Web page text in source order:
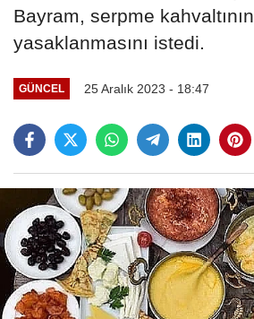
Bayram, serpme kahvaltının
yasaklanmasını istedi.
GÜNCEL 25 Aralık 2023 - 18:47